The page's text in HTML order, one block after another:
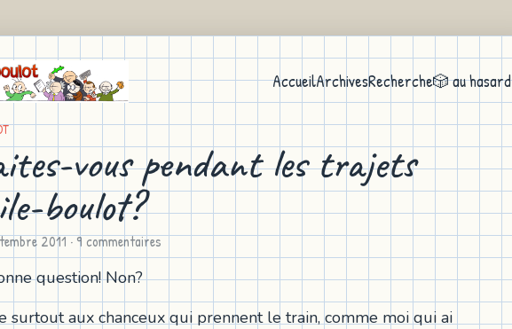
AccueilArchivesRecherche🎲 au hasard
vous pendant les trajets
boulot?
2011· 9 commentaires
question! Non?
surtout aux chanceux qui prennent le train, comme moi qui ai